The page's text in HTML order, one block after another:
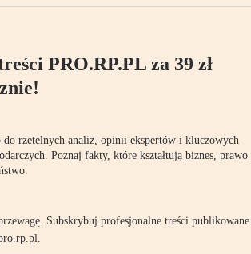
PRO.RP.PL za 39 zł
do rzetelnych analiz, opinii ekspertów i kluczowych
Poznaj fakty, które kształtują biznes, prawo
Subskrybuj profesjonalne treści publikowane